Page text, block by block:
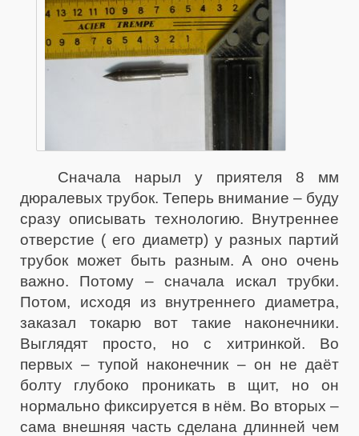
Сначала нарыл у приятеля 8 мм
дюралевых трубок. Теперь внимание – буду
сразу описывать технологию. Внутреннее
отверстие ( его диаметр) у разных партий
трубок может быть разным. А оно очень
важно. Потому – сначала искал трубки.
Потом, исходя из внутреннего диаметра,
заказал токарю вот такие наконечники.
Выглядят просто, но с хитринкой. Во
первых – тупой наконечник – он не даёт
болту глубоко проникать в щит, но он
нормально фиксируется в нём. Во вторых –
сама внешняя часть сделана длинней чем